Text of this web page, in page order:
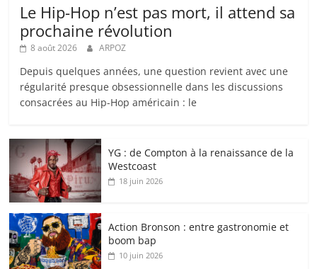
Le Hip-Hop n’est pas mort, il attend sa
prochaine révolution
8 août 2026 ARPOZ
Depuis quelques années, une question revient avec une
régularité presque obsessionnelle dans les discussions
consacrées au Hip-Hop américain : le
YG : de Compton à la renaissance de la
Westcoast
18 juin 2026
Action Bronson : entre gastronomie et
boom bap
10 juin 2026